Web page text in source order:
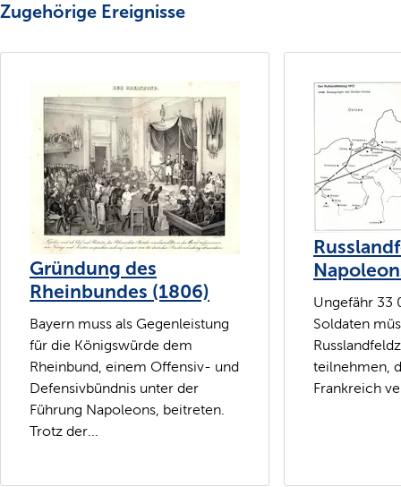
Zugehörige Ereignisse
Gründung des
Rheinbundes (1806)
Bayern muss als Gegenleistung
für die Königswürde dem
Rheinbund, einem Offensiv- und
Defensivbündnis unter der
Führung Napoleons, beitreten.
Trotz der...
Ungefähr 33
Soldaten
teilnehmen,
Frankreich